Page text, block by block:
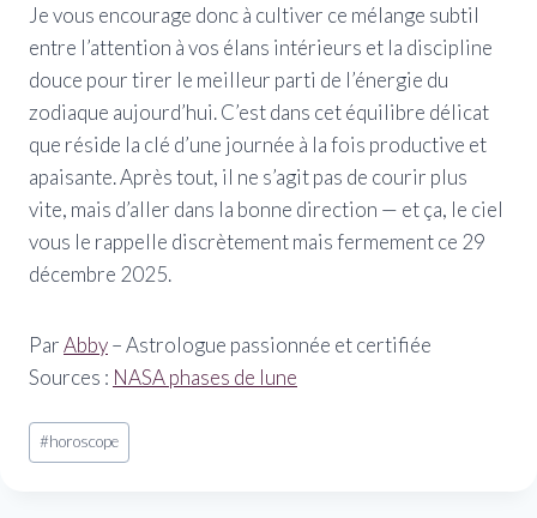
Je vous encourage donc à cultiver ce mélange subtil
entre l’attention à vos élans intérieurs et la discipline
douce pour tirer le meilleur parti de l’énergie du
zodiaque aujourd’hui. C’est dans cet équilibre délicat
que réside la clé d’une journée à la fois productive et
apaisante. Après tout, il ne s’agit pas de courir plus
vite, mais d’aller dans la bonne direction — et ça, le ciel
vous le rappelle discrètement mais fermement ce 29
décembre 2025.
ParAbby– Astrologue passionnée et certifiée
Sources : NASA phases de lune
Étiquettes
de
#horoscope